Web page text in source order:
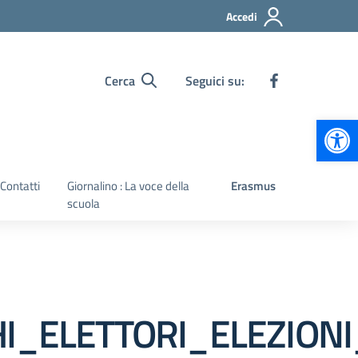
Accedi
Cerca Seguici su:
Contatti
Giornalino : La voce della
scuola
Erasmus